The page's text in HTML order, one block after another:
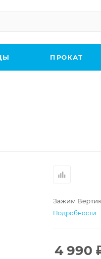
ПРОКАТ
Зажим
Подробности
4 990